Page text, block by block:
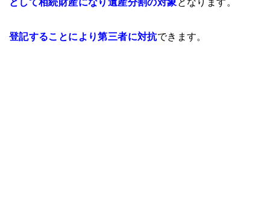
として相続財産になり遺産分割の対象 となります。
登記することにより第三者に対抗できます。